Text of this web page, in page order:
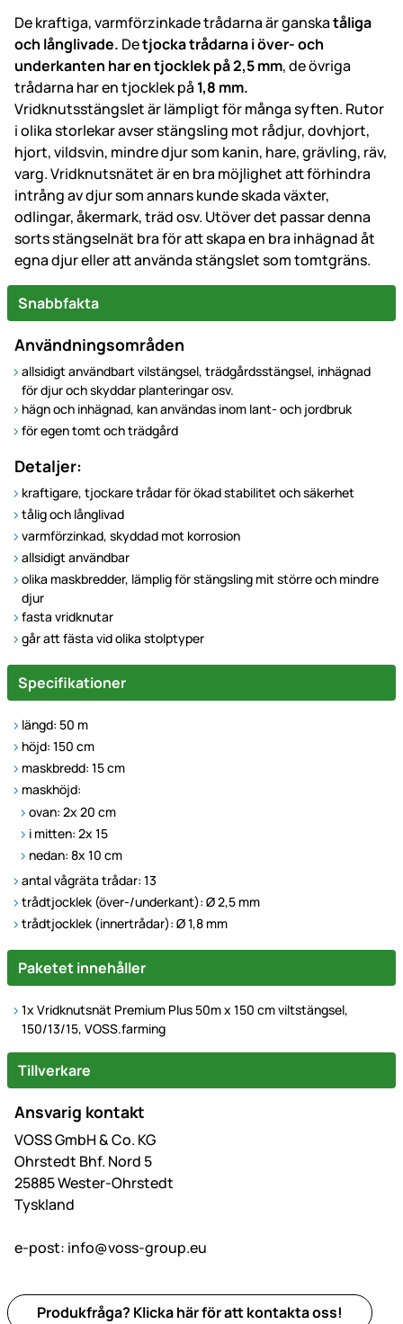
De kraftiga, varmförzinkade trådarna är ganskatåliga
och långlivade. Detjocka trådarna i över- och
underkanten har en tjocklek på 2,5 mm, de övriga
trådarna har en tjocklek på 1,8 mm.
Vridknutsstängslet är lämpligt för många syften. Rutor
i olika storlekar avser stängsling mot rådjur, dovhjort,
hjort, vildsvin, mindre djur som kanin, hare, grävling, räv,
varg. Vridknutsnätet är en bra möjlighet att förhindra
intrång av djur som annars kunde skada växter,
odlingar, åkermark, träd osv. Utöver det passar denna
sorts stängselnät bra för att skapa en bra inhägnad åt
egna djur eller att använda stängslet som tomtgräns.
Snabbfakta
Användningsområden
allsidigt användbart vilstängsel, trädgårdsstängsel, inhägnad
för djur och skyddar planteringar osv.
hägn och inhägnad, kan användas inom lant- och jordbruk
för egen tomt och trädgård
Detaljer:
kraftigare, tjockare trådar för ökad stabilitet och säkerhet
tålig och långlivad
varmförzinkad, skyddad mot korrosion
allsidigt användbar
olika maskbredder, lämplig för stängsling mit större och mindre
djur
fasta vridknutar
går att fästa vid olika stolptyper
Specifikationer
längd: 50 m
höjd: 150 cm
maskbredd: 15 cm
maskhöjd:
ovan: 2x 20 cm
i mitten: 2x 15
nedan: 8x 10 cm
antal vågräta trådar: 13
trådtjocklek (över-/underkant): Ø 2,5 mm
trådtjocklek (innertrådar): Ø 1,8 mm
Paketet innehåller
1x Vridknutsnät Premium Plus 50m x 150 cm viltstängsel,
150/13/15, VOSS.farming
Tillverkare
Ansvarig kontakt
VOSS GmbH & Co. KG
Ohrstedt Bhf. Nord 5
25885 Wester-Ohrstedt
Tyskland
e-post: info@voss-group.eu
Produkfråga? Klicka här för att kontakta oss!